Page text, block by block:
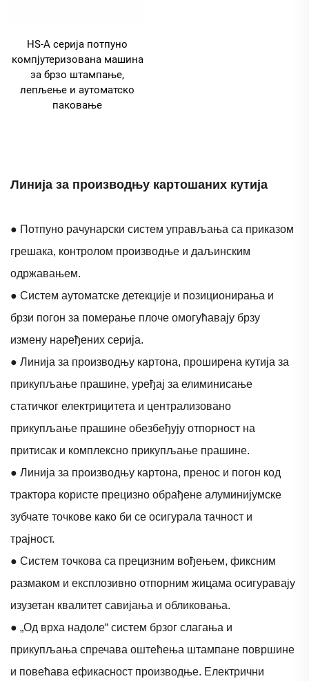
HS-A серија потпуно
компјутеризована машинa
за брзо штампање,
лепљење и аутоматско
паковање
Линија за производњу картошаних кутија
● Потпуно рачунарски систем управљања са приказом
грешака, контролом производње и даљинским
одржавањем.
● Систем аутоматске детекције и позиционирања и
брзи погон за померање плоче омогућавају брзу
измену наређених серија.
● Линија за производњу картона, проширена кутија за
прикупљање прашине, уређај за елиминисање
статичког електрицитета и централизовано
прикупљање прашине обезбеђују отпорност на
притисак и комплексно прикупљање прашине.
● Линија за производњу картона, пренос и погон код
трактора користе прецизно обрађене алуминијумске
зубчате точкове како би се осигурала тачност и
трајност.
● Систем точкова са прецизним вођењем, фиксним
размаком и експлозивно отпорним жицама осигуравају
изузетан квалитет савијања и обликовања.
● „Од врха надоле“ систем брзог слагања и
прикупљања спречава оштећења штампане површине
и повећава ефикасност производње. Електрични